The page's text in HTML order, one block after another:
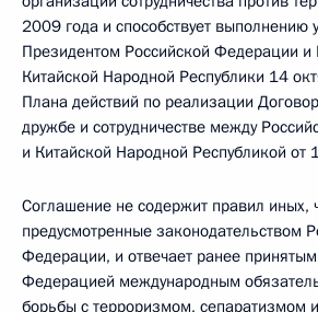
2009 года и способствует выполнению
Президентом Российской Федерации и
Китайской Народной Республики 14
Плана действий по реализации
дружбе и сотрудничестве между
и Китайской Народной Республикой
Соглашение не содержит правил иных,
предусмотренные законодательством
Федерации, и отвечает ранее
Федерацией международным
борьбы с терроризмом, сепаратизмом